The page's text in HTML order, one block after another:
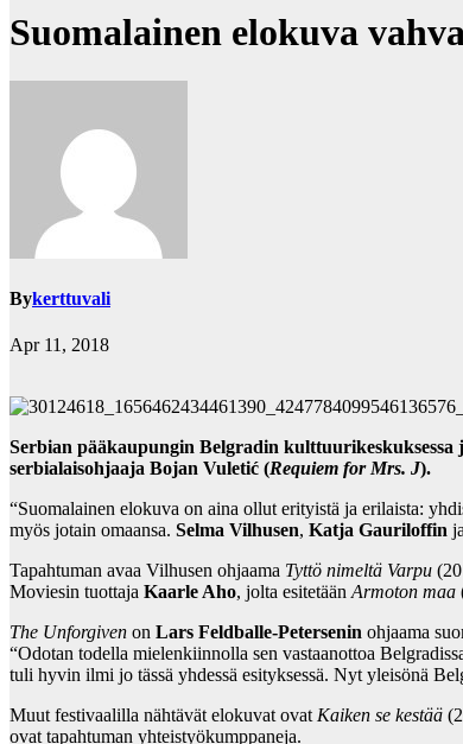
Suomalainen elokuva
Bykerttuvali
Apr 11, 2018
Serbian pääkaupungin Belgradin kulttuurikeskuksessa
serbialaisohjaaja Bojan Vuletić (Requiem for Mrs. J).
“Suomalainen elokuva on aina ollut erityistä ja erilaista:
myös jotain omaansa. Selma Vilhusen, Katja Gauriloffin
Tapahtuman avaa Vilhusen ohjaama Tyttö nimeltä Varpu
Moviesin tuottaja Kaarle Aho, jolta esitetäänArmoton maa
The Unforgiven on Lars Feldballe-Petersenin ohjaama
“Odotan todella mielenkiinnolla sen vastaanottoa
tuli hyvin ilmi jo tässä yhdessä esityksessä. Nyt yleisönä
Muut festivaalilla nähtävät elokuvat ovatKaiken se kestää
ovat tapahtuman yhteistyökumppaneja.